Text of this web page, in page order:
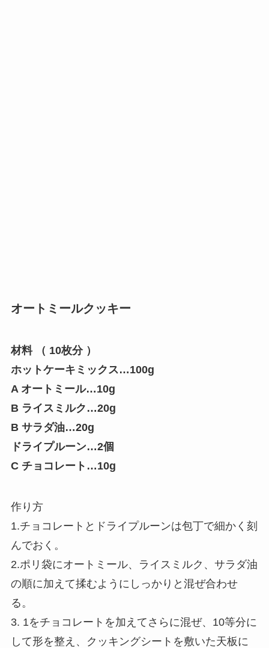
オートミールクッキー
材料 （ 10枚分 ）
ホットケーキミックス…100g
A オートミール…10g
B ライスミルク…20g
B サラダ油…20g
ドライプルーン…2個
C チョコレート…10g
作り方
1.チョコレートとドライプルーンは包丁で細かく刻
んでおく。
2.ポリ袋にオートミール、ライスミルク、サラダ油
の順に加えて揉むようにしっかりと混ぜ合わせ
る。
3. 1をチョコレートを加えてさらに混ぜ、10等分に
して形を整え、クッキングシートを敷いた天板に